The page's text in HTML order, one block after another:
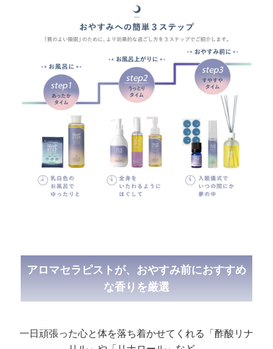
アロマセラピストが、おやすみ前におすすめ
な香りを厳選
一日頑張った心と体を落ち着かせてくれる「酢酸リナ